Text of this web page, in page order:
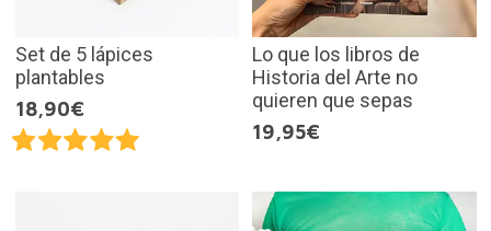
Set de 5 lápices
plantables
18,90€
Lo que los libros de
Historia del Arte no
quieren que sepas
19,95€